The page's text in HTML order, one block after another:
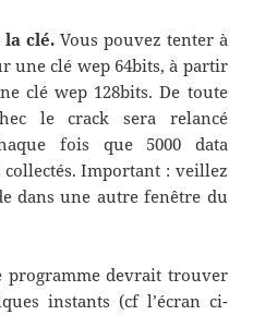
la clé.Vous pouvez tenter à
une clé wep 64bits, à partir
clé wep 128bits. De toute
le crack sera relancé
fois que 5000 data
Important : veillez
dans une autre fenêtre du
programme devrait trouver
instants (cf l’écran ci-